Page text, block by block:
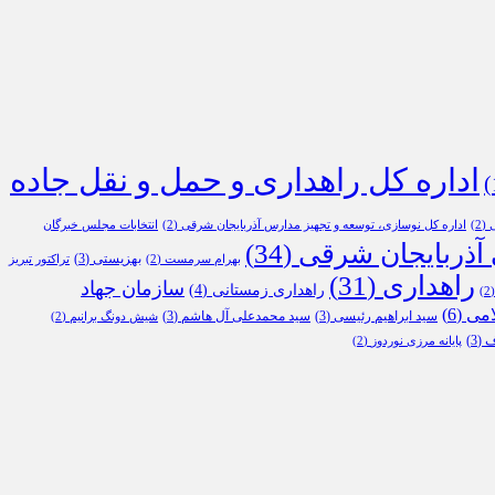
اداره کل راهداری و حمل و نقل جاده
(2) اداره کل نوسازی، توسعه و تجهیز مدارس آذربایجان شرقی (2) انتخابات مجلس خبرگان
آذربایجان شرقی (34) بهرام سرمست (2) بهزیستی (3) تراکتور تبریز
راهداری (31) راهداری زمستانی (4) سازمان جهاد
(6) سید ابراهیم رئیسی (3) سید محمدعلی آل هاشم (3) شیش دونگ برانیم (2)
(3) پایانه مرزی نوردوز (2)